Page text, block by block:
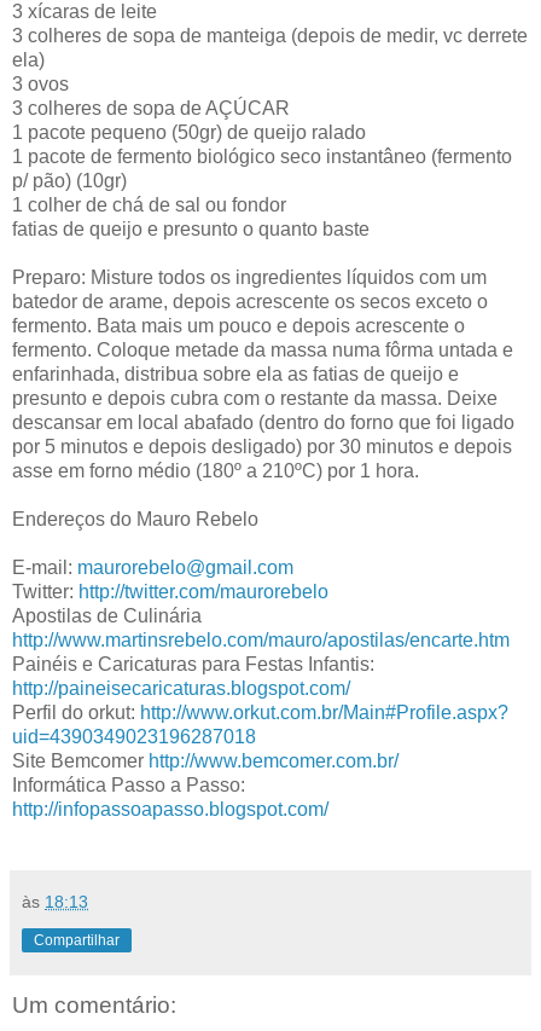
3 xícaras de leite
3 colheres de sopa de manteiga (depois de medir, vc derrete
ela)
3 ovos
3 colheres de sopa de AÇÚCAR
1 pacote pequeno (50gr) de queijo ralado
1 pacote de fermento biológico seco instantâneo (fermento
p/ pão) (10gr)
1 colher de chá de sal ou fondor
fatias de queijo e presunto o quanto baste
Preparo: Misture todos os ingredientes líquidos com um
batedor de arame, depois acrescente os secos exceto o
fermento. Bata mais um pouco e depois acrescente o
fermento. Coloque metade da massa numa fôrma untada e
enfarinhada, distribua sobre ela as fatias de queijo e
presunto e depois cubra com o restante da massa. Deixe
descansar em local abafado (dentro do forno que foi ligado
por 5 minutos e depois desligado) por 30 minutos e depois
asse em forno médio (180º a 210ºC) por 1 hora.
Endereços do Mauro Rebelo
E-mail: maurorebelo@gmail.com
Twitter: http://twitter.com/maurorebelo
Apostilas de Culinária
http://www.martinsrebelo.com/mauro/apostilas/encarte.htm
Painéis e Caricaturas para Festas Infantis:
http://paineisecaricaturas.blogspot.com/
Perfil do orkut: http://www.orkut.com.br/Main#Profile.aspx?
uid=4390349023196287018
Site Bemcomer http://www.bemcomer.com.br/
Informática Passo a Passo:
http://infopassoapasso.blogspot.com/
às 18:13
Compartilhar
Um comentário: